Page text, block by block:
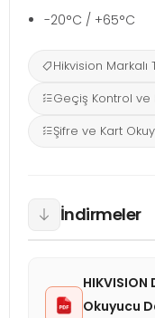
-20°C / +65°C
Hikvision Markalı
Geçiş Kontrol ve
Şifre ve Kart
İndirmeler
HIKVISION
Okuyucu